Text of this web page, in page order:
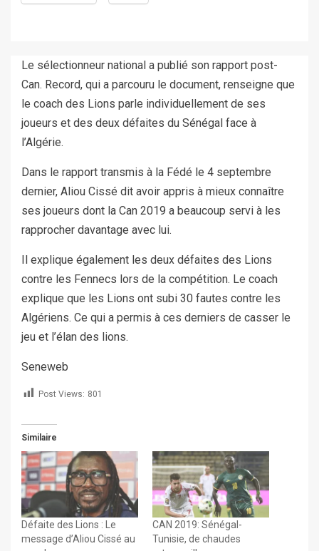
Le sélectionneur national a publié son rapport post-
Can. Record, qui a parcouru le document, renseigne que
le coach des Lions parle individuellement de ses
joueurs et des deux défaites du Sénégal face à
l’Algérie.
Dans le rapport transmis à la Fédé le 4 septembre
dernier, Aliou Cissé dit avoir appris à mieux connaître
ses joueurs dont la Can 2019 a beaucoup servi à les
rapprocher davantage avec lui.
Il explique également les deux défaites des Lions
contre les Fennecs lors de la compétition. Le coach
explique que les Lions ont subi 30 fautes contre les
Algériens. Ce qui a permis à ces derniers de casser le
jeu et l’élan des lions.
Seneweb
Post Views: 801
Similaire
Défaite des Lions : Le
message d’Aliou Cissé au
CAN 2019: Sénégal-
Tunisie, de chaudes